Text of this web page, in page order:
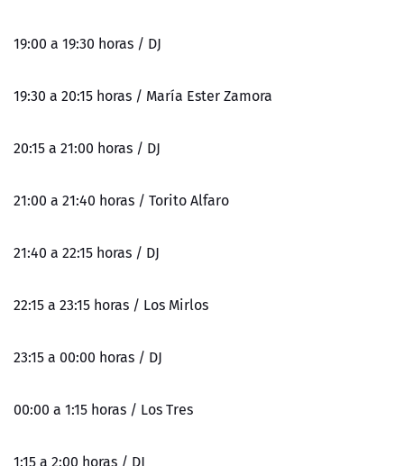
19:00 a 19:30 horas / DJ
19:30 a 20:15 horas / María Ester Zamora
20:15 a 21:00 horas / DJ
21:00 a 21:40 horas / Torito Alfaro
21:40 a 22:15 horas / DJ
22:15 a 23:15 horas / Los Mirlos
23:15 a 00:00 horas / DJ
00:00 a 1:15 horas / Los Tres
1:15 a 2:00 horas / DJ